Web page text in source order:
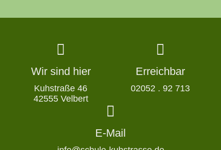
Wir sind hier
Kuhstraße 46
42555 Velbert
Erreichbar
02052 . 92 713
E-Mail